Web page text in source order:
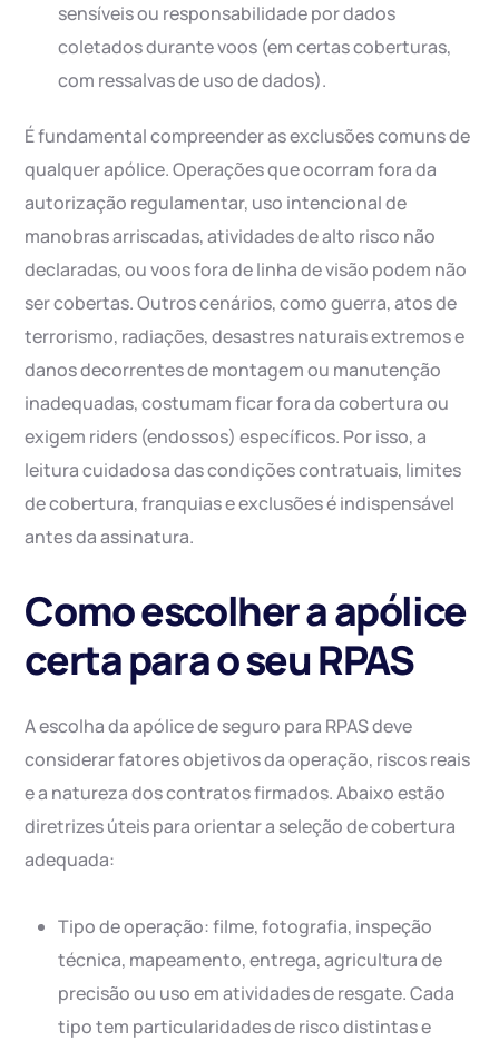
sensíveis ou responsabilidade por dados
coletados durante voos (em certas coberturas,
com ressalvas de uso de dados).
É fundamental compreender as exclusões comuns de
qualquer apólice. Operações que ocorram fora da
autorização regulamentar, uso intencional de
manobras arriscadas, atividades de alto risco não
declaradas, ou voos fora de linha de visão podem não
ser cobertas. Outros cenários, como guerra, atos de
terrorismo, radiações, desastres naturais extremos e
danos decorrentes de montagem ou manutenção
inadequadas, costumam ficar fora da cobertura ou
exigem riders (endossos) específicos. Por isso, a
leitura cuidadosa das condições contratuais, limites
de cobertura, franquias e exclusões é indispensável
antes da assinatura.
Como escolher a apólice
certa para o seu RPAS
A escolha da apólice de seguro para RPAS deve
considerar fatores objetivos da operação, riscos reais
e a natureza dos contratos firmados. Abaixo estão
diretrizes úteis para orientar a seleção de cobertura
adequada:
Tipo de operação: filme, fotografia, inspeção
técnica, mapeamento, entrega, agricultura de
precisão ou uso em atividades de resgate. Cada
tipo tem particularidades de risco distintas e